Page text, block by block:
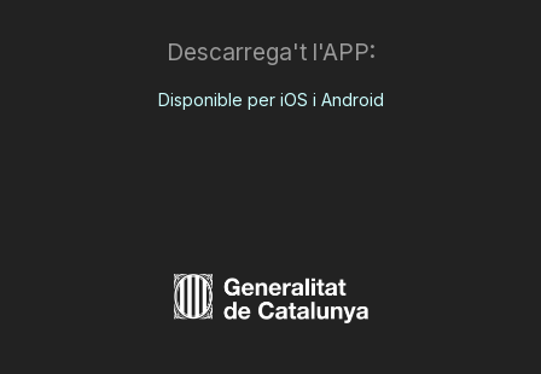
Descarrega't l'APP:
Disponible per iOS i Android